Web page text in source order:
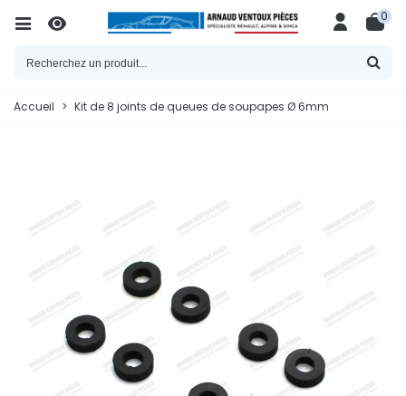
0
Accueil > Kit de 8 joints de queues de soupapes Ø 6mm